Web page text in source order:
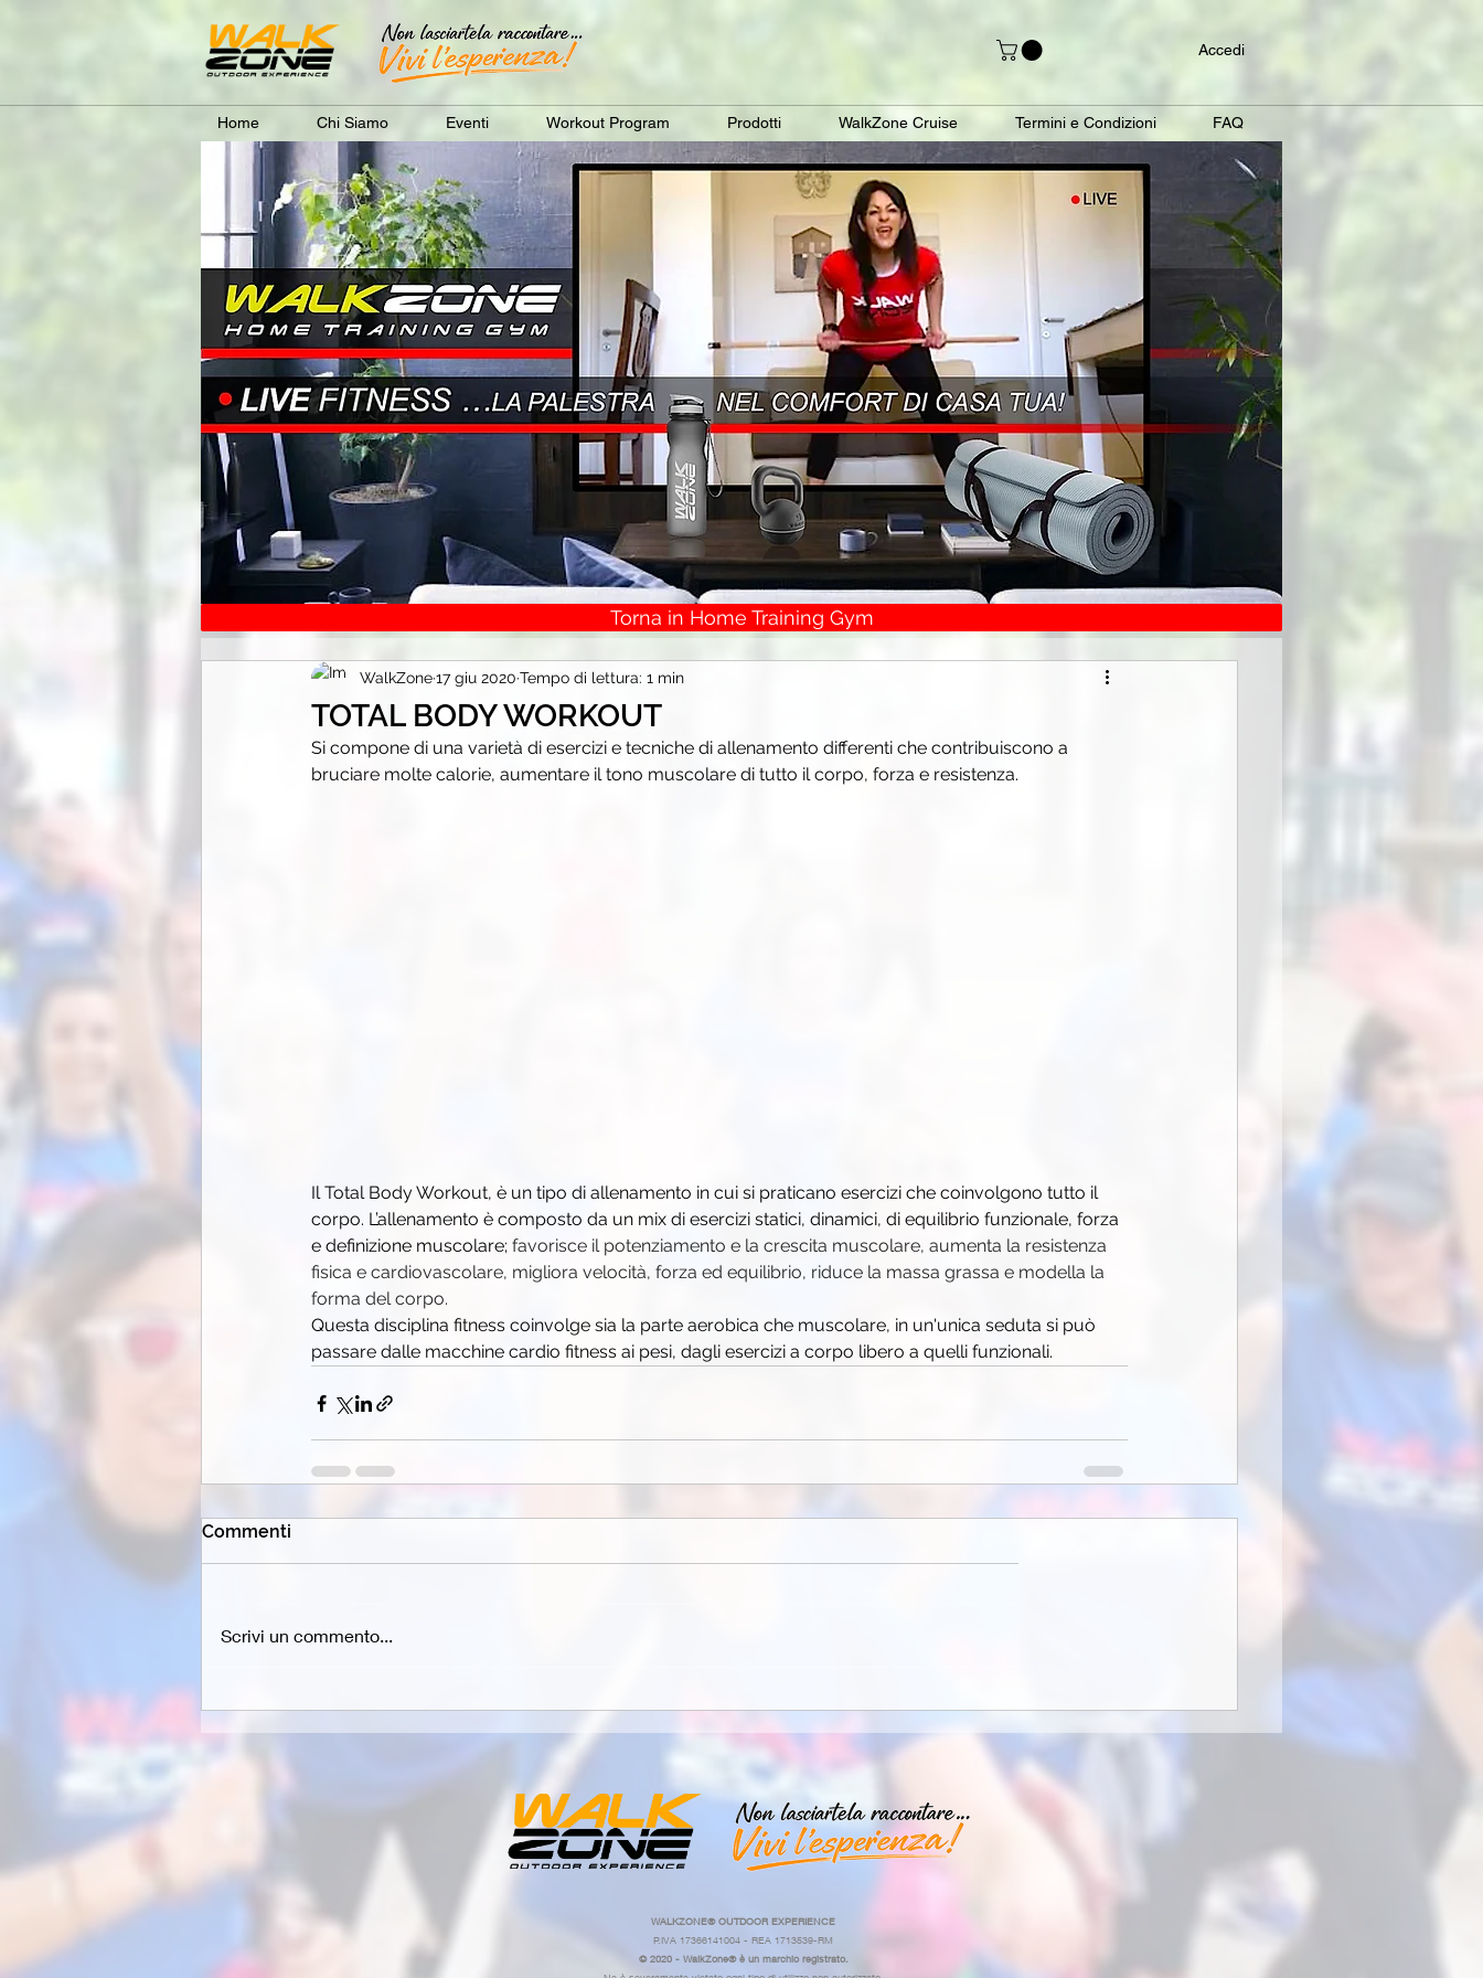
Accedi
Home Chi Siamo Eventi Workout Program Prodotti WalkZone Cruise Termini e Condizioni FAQ
Torna in Home Training Gym
TOTAL BODY WORKOUT
WalkZone17 giu 2020 Tempo di lettura: 1 min
Si compone di una varietà di esercizi e tecniche di allenamento differenti che contribuiscono a
bruciare molte calorie, aumentare il tono muscolare di tutto il corpo, forza e resistenza.
Il Total Body Workout, è un tipo di allenamento in cui si praticano esercizi che coinvolgono tutto il
corpo. L’allenamento è composto da un mix di esercizi statici, dinamici, di equilibrio funzionale, forza
e definizione muscolare; favorisce il potenziamento e la crescita muscolare, aumenta la resistenza
fisica e cardiovascolare, migliora velocità, forza ed equilibrio, riduce la massa grassa e modella la
forma del corpo.
Questa disciplina fitness coinvolge sia la parte aerobica che muscolare, in un'unica seduta si può
passare dalle macchine cardio fitness ai pesi, dagli esercizi a corpo libero a quelli funzionali.
Commenti
Scrivi un commento...
WALKZONE®OUTDOOR EXPERIENCE
P.IVA 17366141004 - REA 1713539-RM
© 2020 - WalkZone® è un marchio registrato.